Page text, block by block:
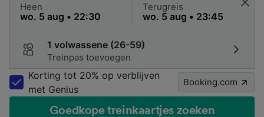
Heen Terugreis
1 volwassene (26-59)
Treinpas toevoegen
Korting tot 20% op verblijven
met Genius
Booking.com
Goedkope treinkaartjes zoeken